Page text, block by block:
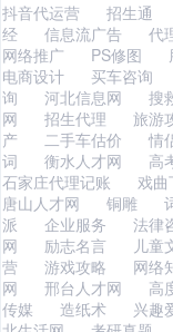
抖音代运营 招生通
经
信息流广告 代
网络推广
PS修图
电商设计
买车咨询
询
河北信息网 搜
网
招生代理 旅游
产
二手车估价 情
词
衡水人才网 高
石家庄代理记账
戏曲
唐山人才网
铜雕
派
企业服务 法律
网
励志名言 儿童
营
游戏攻略 网络
网
邢台人才网 高
传媒
造纸术 兴趣